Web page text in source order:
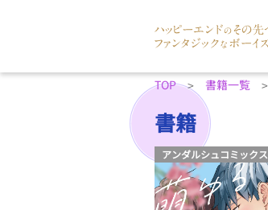
TOP 書籍一覧
書籍
アンダルシュコミックス